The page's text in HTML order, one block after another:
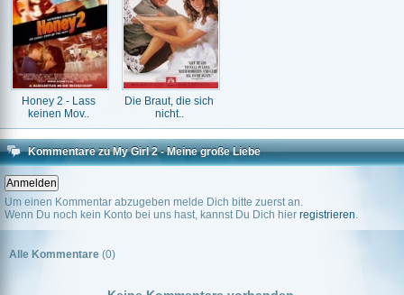
Honey 2 - Lass
keinen Mov..
Die Braut, die sich
nicht..
Kommentare zu My Girl 2 - Meine große Liebe
Um einen Kommentar abzugeben melde Dich bitte zuerst an.
Wenn Du noch kein Konto bei uns hast, kannst Du Dich hier registrieren.
Alle Kommentare (0)